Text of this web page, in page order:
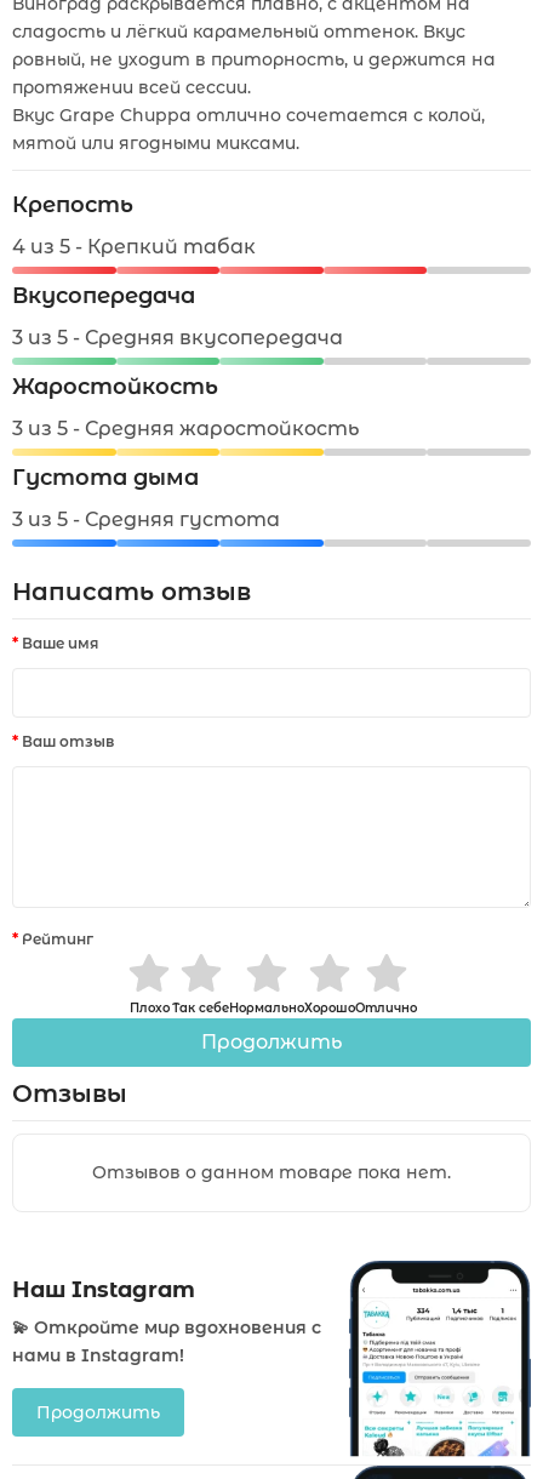
сладость и лёгкий карамельный оттенок. Вкус
ровный, не уходит в приторность, и держится на
протяжении всей сессии.
Вкус Grape Chuppa отлично сочетается с колой,
мятой или ягодными миксами.
Крепость
4 из 5 - Крепкий табак
Вкусопередача
3 из 5 - Средняя вкусопередача
Жаростойкость
3 из 5 - Средняя жаростойкость
Густота дыма
3 из 5 - Средняя густота
Написать отзыв
Ваше имя
Ваш отзыв
Рейтинг
ПлохоТак себеНормальноХорошоОтлично
Продолжить
Отзывы
Отзывов о данном товаре пока нет.
Наш Instagram
💫 Откройте мир вдохновения с
нами в Instagram!
Продолжить